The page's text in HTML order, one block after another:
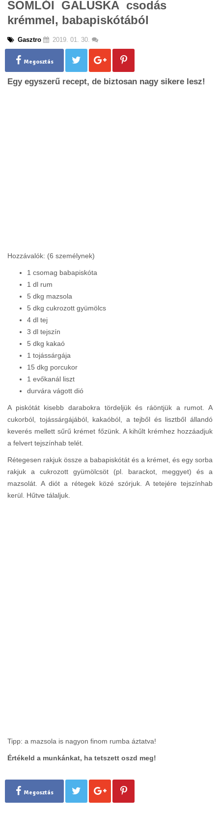
g
a
SOMLÓI GALUSKA csodás
krémmel, babapiskótából
Gasztro 2019. 01. 30.
Megosztás
Egy egyszerű recept, de biztosan nagy sikere lesz!
Hozzávalók: (6 személynek)
1 csomag babapiskóta
1 dl rum
5 dkg mazsola
5 dkg cukrozott gyümölcs
4 dl tej
3 dl tejszín
5 dkg kakaó
1 tojássárgája
15 dkg porcukor
1 evőkanál liszt
durvára vágott dió
A piskótát kisebb darabokra tördeljük és ráöntjük a rumot. A
cukorból, tojássárgájából, kakaóból, a tejből és lisztből állandó
keverés mellett sűrű krémet főzünk. A kihűlt krémhez hozzáadjuk
a felvert tejszínhab telét.
Rétegesen rakjuk össze a babapiskótát és a krémet, és egy sorba
rakjuk a cukrozott gyümölcsöt (pl. barackot, meggyet) és a
mazsolát. A diót a rétegek közé szórjuk. A tetejére tejszínhab
kerül. Hűtve tálaljuk.
Tipp: a mazsola is nagyon finom rumba áztatva!
Értékeld a munkánkat, ha tetszett oszd meg!
Megosztás